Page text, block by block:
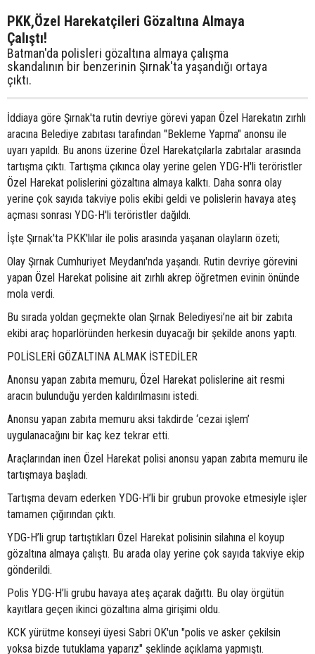
PKK,Özel Harekatçileri Gözaltına Almaya
Çalıştı!
Batman'da polisleri gözaltına almaya çalışma
skandalının bir benzerinin Şırnak'ta yaşandığı ortaya
çıktı.
İddiaya göre Şırnak'ta rutin devriye görevi yapan Özel Harekatın zırhlı
aracına Belediye zabıtası tarafından "Bekleme Yapma" anonsu ile
uyarı yapıldı. Bu anons üzerine Özel Harekatçılarla zabıtalar arasında
tartışma çıktı. Tartışma çıkınca olay yerine gelen YDG-H'li teröristler
Özel Harekat polislerini gözaltına almaya kalktı. Daha sonra olay
yerine çok sayıda takviye polis ekibi geldi ve polislerin havaya ateş
açması sonrası YDG-H'li teröristler dağıldı.
İşte Şırnak'ta PKK'lılar ile polis arasında yaşanan olayların özeti;
Olay Şırnak Cumhuriyet Meydanı'nda yaşandı. Rutin devriye görevini
yapan Özel Harekat polisine ait zırhlı akrep öğretmen evinin önünde
mola verdi.
Bu sırada yoldan geçmekte olan Şırnak Belediyesi’ne ait bir zabıta
ekibi araç hoparlöründen herkesin duyacağı bir şekilde anons yaptı.
POLİSLERİ GÖZALTINA ALMAK İSTEDİLER
Anonsu yapan zabıta memuru, Özel Harekat polislerine ait resmi
aracın bulunduğu yerden kaldırılmasını istedi.
Anonsu yapan zabıta memuru aksi takdirde ‘cezai işlem’
uygulanacağını bir kaç kez tekrar etti.
Araçlarından inen Özel Harekat polisi anonsu yapan zabıta memuru ile
tartışmaya başladı.
Tartışma devam ederken YDG-H’li bir grubun provoke etmesiyle işler
tamamen çığırından çıktı.
YDG-H’li grup tartıştıkları Özel Harekat polisinin silahına el koyup
gözaltına almaya çalıştı. Bu arada olay yerine çok sayıda takviye ekip
gönderildi.
Polis YDG-H’li grubu havaya ateş açarak dağıttı. Bu olay örgütün
kayıtlara geçen ikinci gözaltına alma girişimi oldu.
KCK yürütme konseyi üyesi Sabri OK'un "polis ve asker çekilsin
yoksa bizde tutuklama yaparız" şeklinde açıklama yapmıştı.